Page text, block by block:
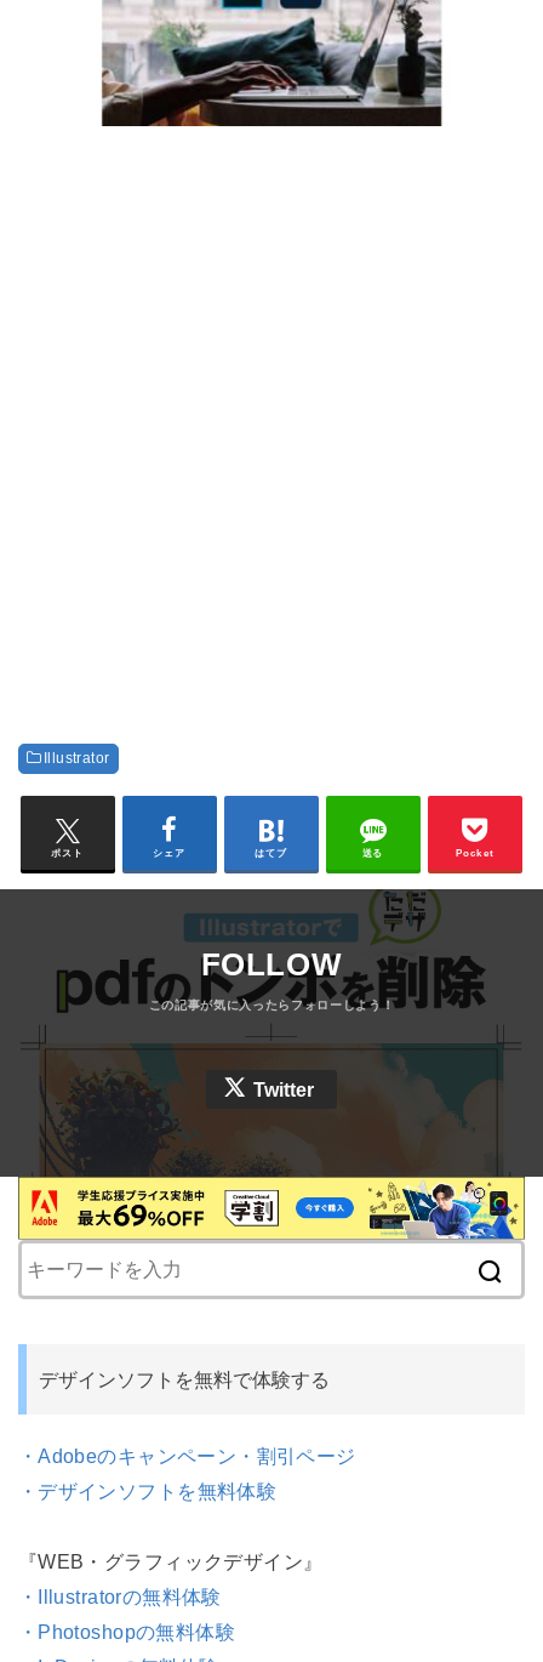
Illustrator
ポスト シェア はてブ 送る Pocket
FOLLOW
Twitter
デザインソフトを無料で体験する
・Adobeのキャンペーン・割引ページ
・デザインソフトを無料体験
『WEB・グラフィックデザイン』
・Illustratorの無料体験
・Photoshopの無料体験